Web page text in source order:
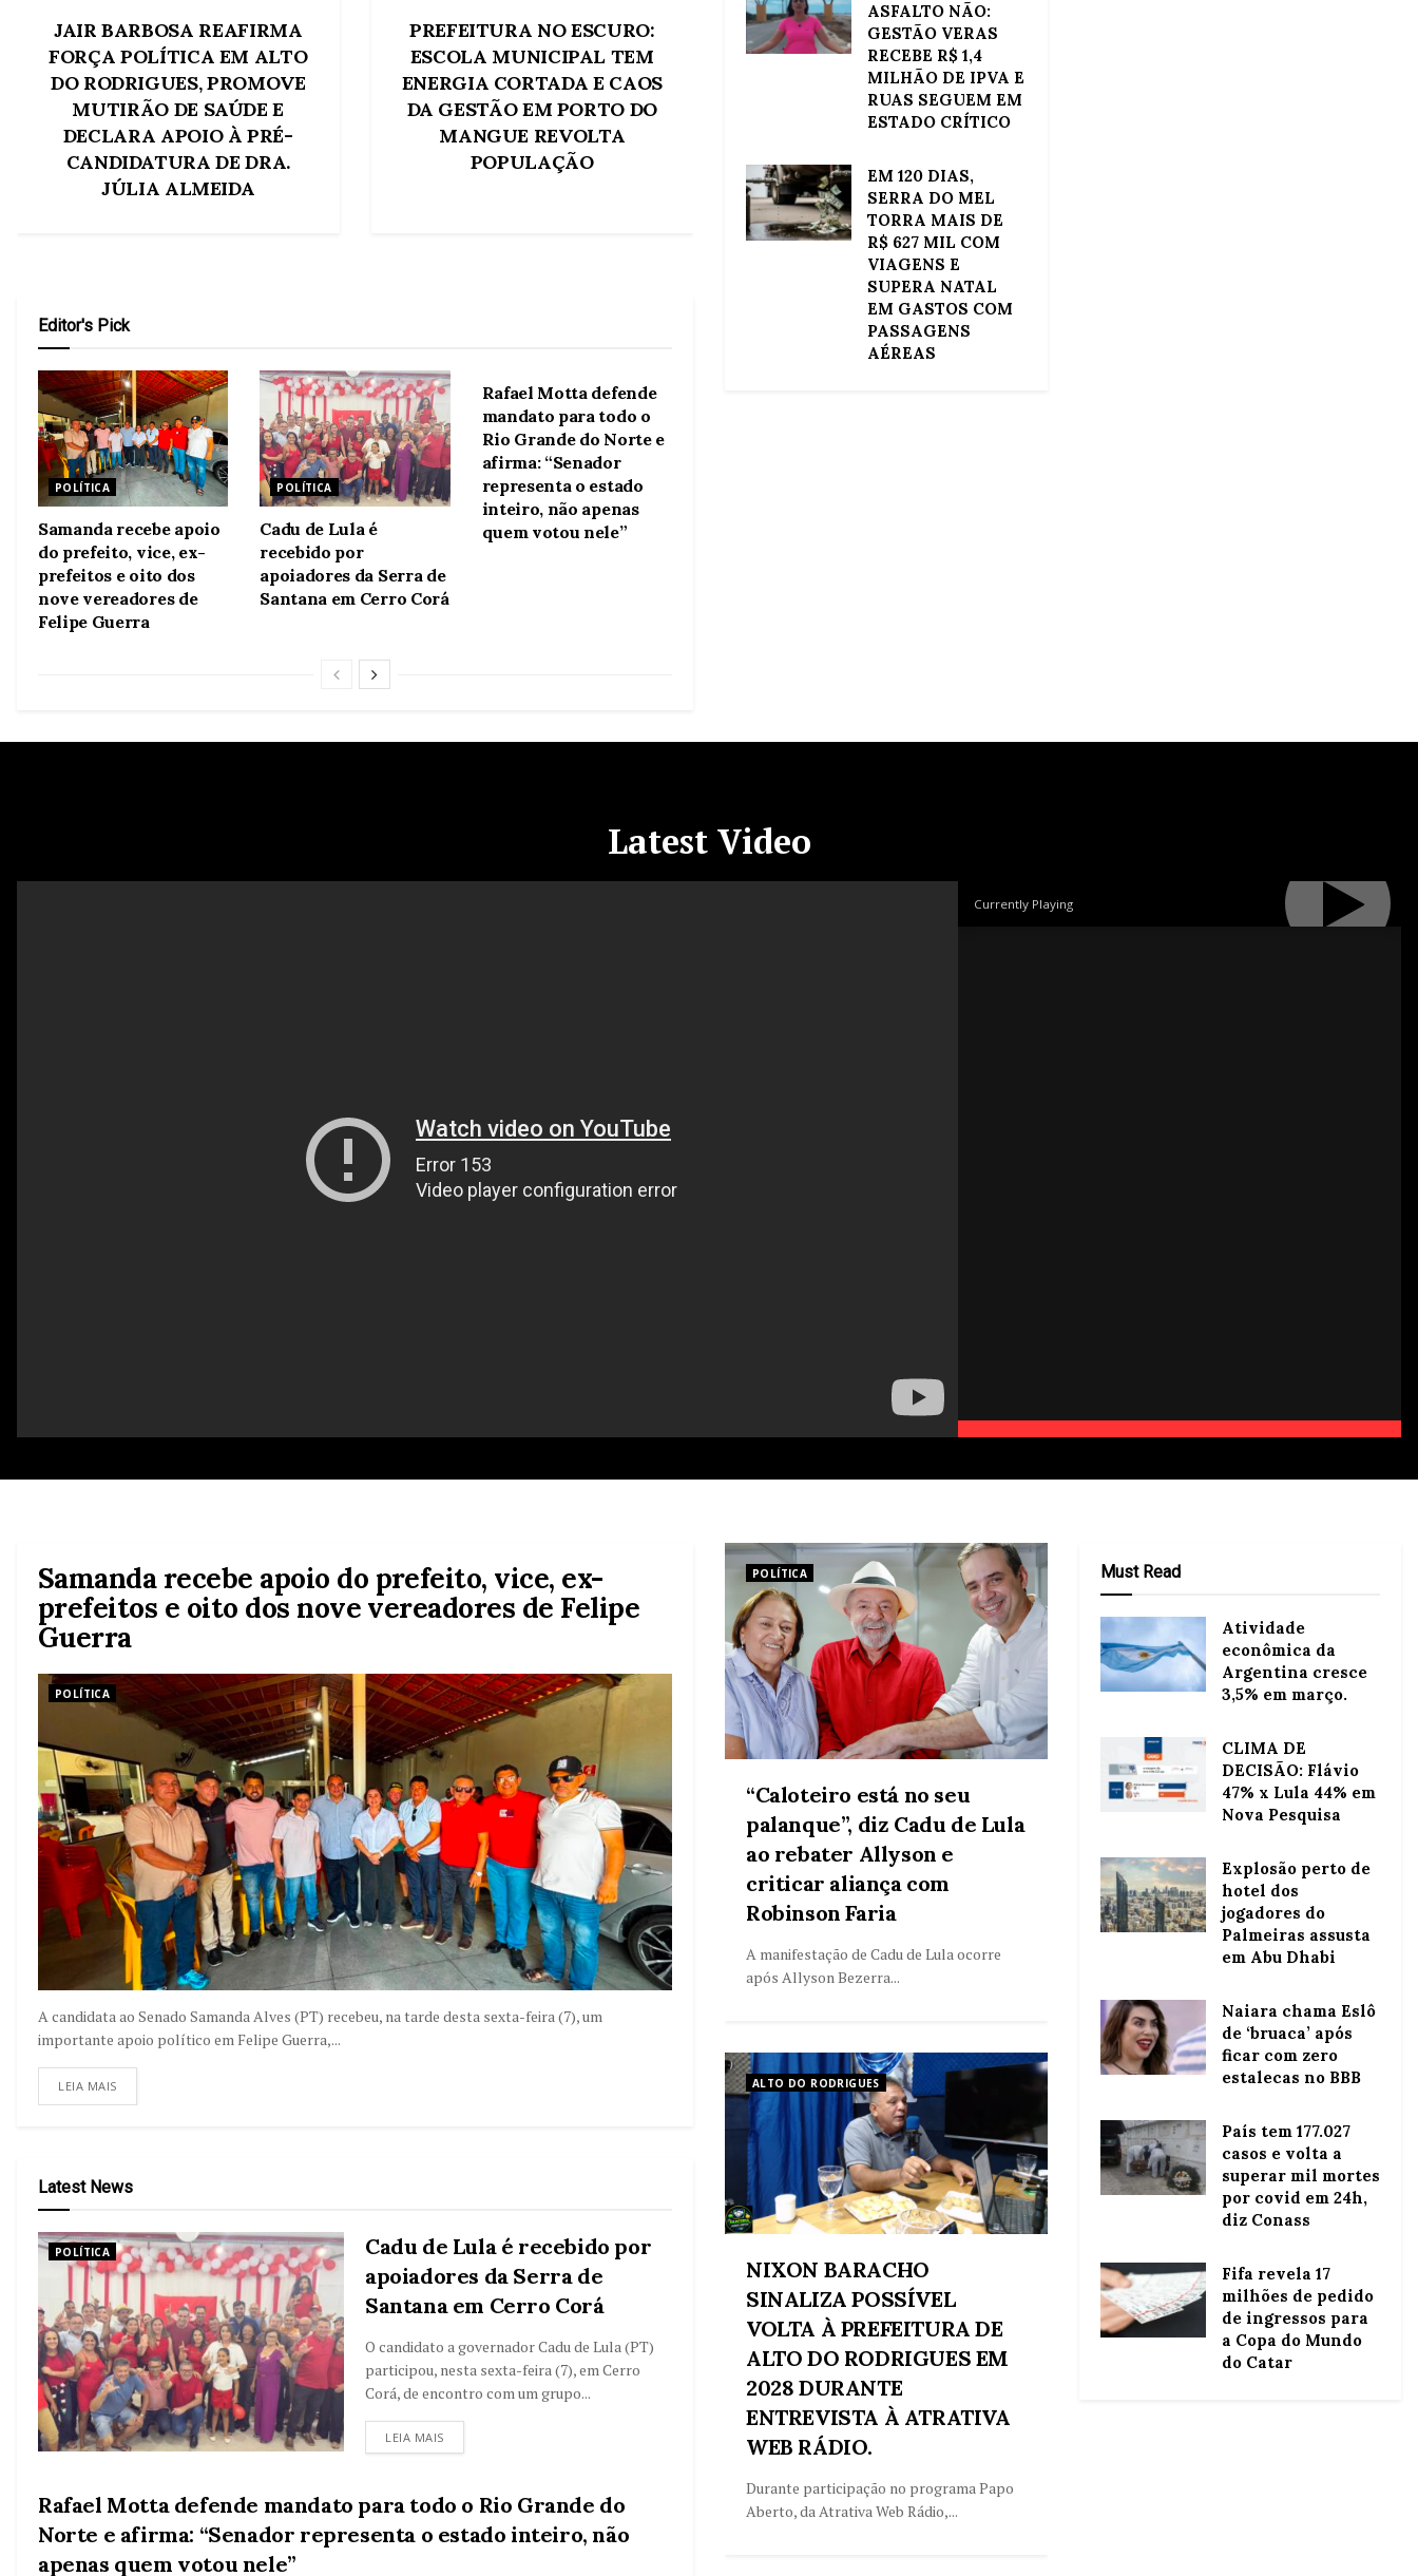
JAIR BARBOSA REAFIRMA
FORÇA POLÍTICA EM ALTO
DO RODRIGUES, PROMOVE
MUTIRÃO DE SAÚDE E
DECLARA APOIO À PRÉ-
CANDIDATURA DE DRA.
JÚLIA ALMEIDA
PREFEITURA NO ESCURO:
ESCOLA MUNICIPAL TEM
ENERGIA CORTADA E CAOS
DA GESTÃO EM PORTO DO
MANGUE REVOLTA
POPULAÇÃO
Editor's Pick
POLÍTICA
Samanda recebe apoio
do prefeito, vice, ex-
prefeitos e oito dos
nove vereadores de
Felipe Guerra
POLÍTICA
Cadu de Lula é
recebido por
apoiadores da Serra de
Santana em Cerro Corá
Rafael Motta defende
mandato para todo o
Rio Grande do Norte e
afirma: “Senador
representa o estado
inteiro, não apenas
quem votou nele”
ASFALTO NÃO:
GESTÃO VERAS
RECEBE R$ 1,4
MILHÃO DE IPVA E
RUAS SEGUEM EM
ESTADO CRÍTICO
EM 120 DIAS,
SERRA DO MEL
TORRA MAIS DE
R$ 627 MIL COM
VIAGENS E
SUPERA NATAL
EM GASTOS COM
PASSAGENS
AÉREAS
Latest Video
Currently Playing
Samanda recebe apoio do prefeito, vice, ex-
prefeitos e oito dos nove vereadores de Felipe
Guerra
POLÍTICA
A candidata ao Senado Samanda Alves (PT) recebeu, na tarde desta sexta-feira (7), um
importante apoio político em Felipe Guerra,...
LEIA MAIS
Latest News
POLÍTICA
Cadu de Lula é recebido por
apoiadores da Serra de
Santana em Cerro Corá
O candidato a governador Cadu de Lula (PT)
participou, nesta sexta-feira (7), em Cerro
Corá, de encontro com um grupo...
LEIA MAIS
POLÍTICA
Rafael Motta defende mandato para todo o Rio Grande do
Norte e afirma: “Senador representa o estado inteiro, não
apenas quem votou nele”
POLÍTICA
“Caloteiro está no seu
palanque”, diz Cadu de Lula
ao rebater Allyson e
criticar aliança com
Robinson Faria
A manifestação de Cadu de Lula ocorre
após Allyson Bezerra...
ALTO DO RODRIGUES
NIXON BARACHO
SINALIZA POSSÍVEL
VOLTA À PREFEITURA DE
ALTO DO RODRIGUES EM
2028 DURANTE
ENTREVISTA À ATRATIVA
WEB RÁDIO.
Durante participação no programa Papo
Aberto, da Atrativa Web Rádio,...
Must Read
Atividade
econômica da
Argentina cresce
3,5% em março.
CLIMA DE
DECISÃO: Flávio
47% x Lula 44% em
Nova Pesquisa
Explosão perto de
hotel dos
jogadores do
Palmeiras assusta
em Abu Dhabi
Naiara chama Eslô
de ‘bruaca’ após
ficar com zero
estalecas no BBB
País tem 177.027
casos e volta a
superar mil mortes
por covid em 24h,
diz Conass
Fifa revela 17
milhões de pedido
de ingressos para
a Copa do Mundo
do Catar